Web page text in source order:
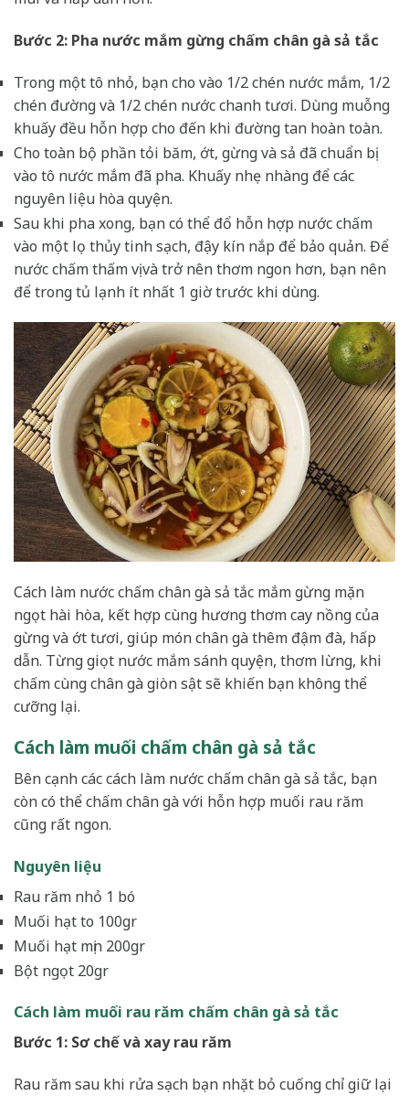
Bước 2: Pha nước mắm gừng chấm chân gà sả tắc
Trong một tô nhỏ, bạn cho vào 1/2 chén nước mắm, 1/2
chén đường và 1/2 chén nước chanh tươi. Dùng muỗng
khuấy đều hỗn hợp cho đến khi đường tan hoàn toàn.
Cho toàn bộ phần tỏi băm, ớt, gừng và sả đã chuẩn bị
vào tô nước mắm đã pha. Khuấy nhẹ nhàng để các
nguyên liệu hòa quyện.
Sau khi pha xong, bạn có thể đổ hỗn hợp nước chấm
vào một lọ thủy tinh sạch, đậy kín nắp để bảo quản. Để
nước chấm thấm vị và trở nên thơm ngon hơn, bạn nên
để trong tủ lạnh ít nhất 1 giờ trước khi dùng.
Cách làm nước chấm chân gà sả tắc mắm gừng mặn
ngọt hài hòa, kết hợp cùng hương thơm cay nồng của
gừng và ớt tươi, giúp món chân gà thêm đậm đà, hấp
dẫn. Từng giọt nước mắm sánh quyện, thơm lừng, khi
chấm cùng chân gà giòn sật sẽ khiến bạn không thể
cưỡng lại.
Cách làm muối chấm chân gà sả tắc
Bên cạnh các cách làm nước chấm chân gà sả tắc, bạn
còn có thể chấm chân gà với hỗn hợp muối rau răm
cũng rất ngon.
Nguyên liệu
Rau răm nhỏ 1 bó
Muối hạt to 100gr
Muối hạt mịn 200gr
Bột ngọt 20gr
Cách làm muối rau răm chấm chân gà sả tắc
Bước 1: Sơ chế và xay rau răm
Rau răm sau khi rửa sạch bạn nhặt bỏ cuống chỉ giữ lại